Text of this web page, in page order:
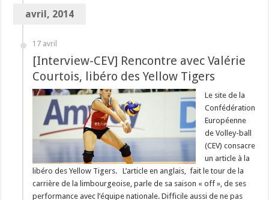
avril, 2014
17 avril
[Interview-CEV] Rencontre avec Valérie
Courtois, libéro des Yellow Tigers
Le site de la
Confédération
Européenne
de Volley-ball
(CEV) consacre
un article à la
libéro des Yellow Tigers. L’article en anglais, fait le tour de la
carrière de la limbourgeoise, parle de sa saison « off », de ses
performance avec l’équipe nationale. Difficile aussi de ne pas